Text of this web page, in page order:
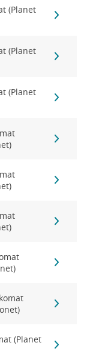
(Planet
(Planet
(Planet
(Planet